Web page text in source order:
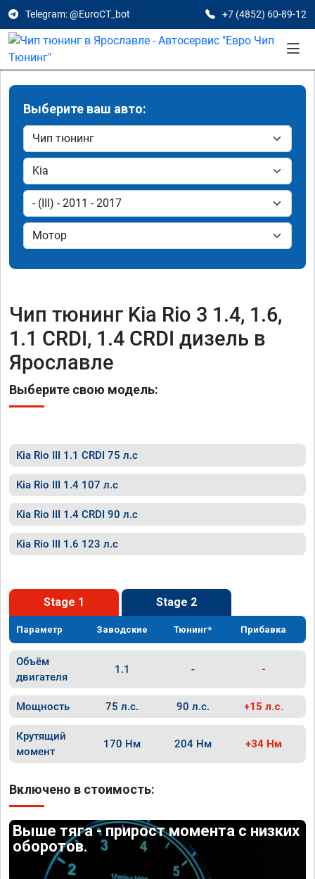
Telegram: @EuroCT_bot +7 (4852) 60-89-12
Выберите ваш авто:
Чип тюнинг Kia Rio 3 1.4, 1.6,
1.1 CRDI, 1.4 CRDI дизель в
Ярославле
Выберите свою модель:
Kia Rio III 1.1 CRDI 75 л.с
Kia Rio III 1.4 107 л.с
Kia Rio III 1.4 CRDI 90 л.с
Kia Rio III 1.6 123 л.с
Stage 1 Stage 2
Параметр Заводские Тюнинг* Прибавка
Объём
двигателя
1.1 - -
Мощность 75 л.с. 90 л.с. +15 л.с.
Крутящий
момент
170 Нм 204 Нм +34 Нм
Включено в стоимость:
Выше тяга - прирост момента с низких
оборотов.